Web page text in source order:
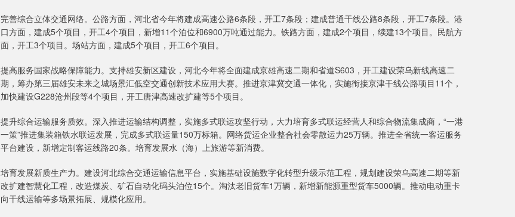
完善综合立体交通网络。公路方面，河北省今年将建成高速公路6条段，开工7条段；建成普通干线公路8条段，开工7条段。港
口方面，建成5个项目，开工4个项目，新增11个泊位和6900万吨通过能力。铁路方面，建成2个项目，续建13个项目。民航方
面，开工3个项目。场站方面，建成5个项目，开工6个项目。
提高服务国家战略保障能力。支持雄安新区建设，河北今年将全面建成京雄高速二期和省道S603，开工建设荣乌新线高速二
期，筹办第三届雄安未来之城场景汇低空交通创新技术应用大赛。推进京津冀交通一体化，实施衔接京津干线公路项目11个，
加快建设G228沧州段等4个项目，开工唐津高速改扩建等5个项目。
提升综合运输服务质效。深入推进运输结构调整，实施多式联运攻坚行动，大力培育多式联运经营人和综合物流集成商，“一港
一策”推进集装箱铁水联运发展，完成多式联运量150万标箱。网络货运企业整合社会零散运力25万辆。推进全省统一客运服务
平台建设，新增定制客运线路20条。培育发展水（海）上旅游等新消费。
培育发展新质生产力。建设河北综合交通运输信息平台，实施基础设施数字化转型升级示范工程，规划建设荣乌高速二期等新
改扩建智慧化工程，改造煤炭、矿石自动化码头泊位15个。淘汰老旧货车1万辆，新增新能源重型货车5000辆。推动电动重卡
向干线运输等多场景拓展、规模化应用。